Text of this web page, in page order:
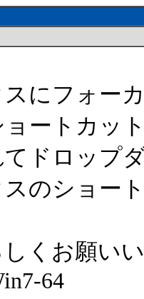
にフォー
ートカッ
ドロップ
のショー
しくお願い
64